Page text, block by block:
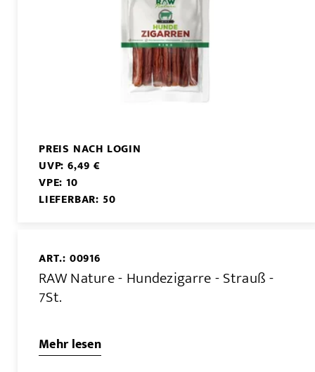
PREIS NACH LOGIN
UVP: 6,49 €
VPE: 10
LIEFERBAR: 50
ART.: 00916
RAW Nature - Hundezigarre - Strauß -
7St.
Mehr lesen